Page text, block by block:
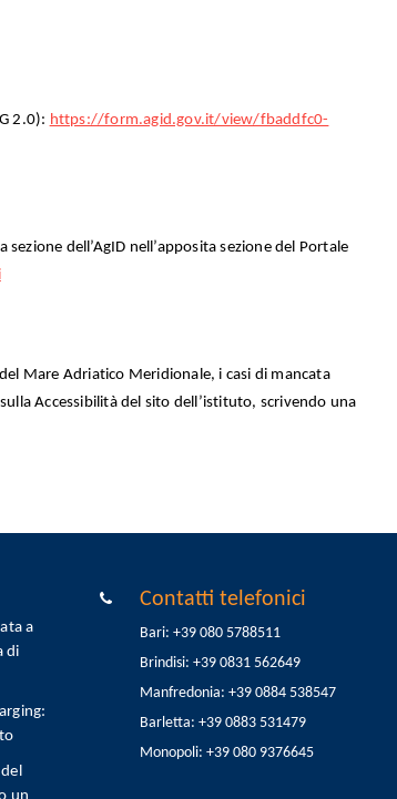
2.0): https://form.agid.gov.it/view/fbaddfc0-
dell’AgID nell’apposita sezione del Portale
Mare Adriatico Meridionale, i casi di mancata
Accessibilità del sito dell’istituto, scrivendo una
a
di
Contatti telefonici
Bari: +39 080 5788511
Brindisi: +39 0831 562649
Manfredonia: +39 0884 538547
Barletta: +39 0883 531479
Monopoli: +39 080 9376645